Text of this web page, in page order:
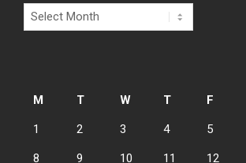
Archives
M
T W T F
1 2 3 4 5
8 9 10 11 12